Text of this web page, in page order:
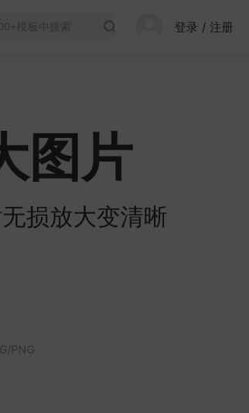
登录 / 注册
图片
损放大变清晰
PNG